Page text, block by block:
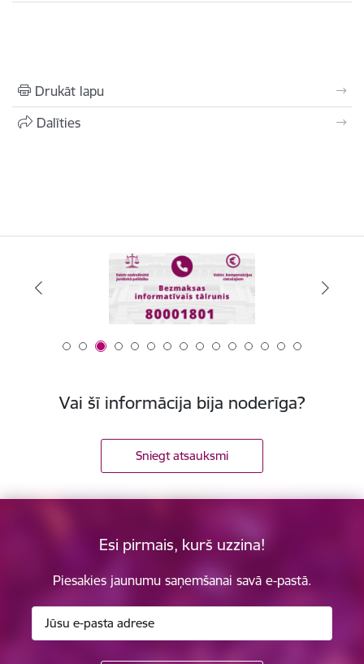
Drukāt lapu
Dalīties
Vai šī informācija bija noderīga?
Sniegt atsauksmi
Esi pirmais, kurš uzzina!
Piesakies jaunumu saņemšanai savā e-pastā.